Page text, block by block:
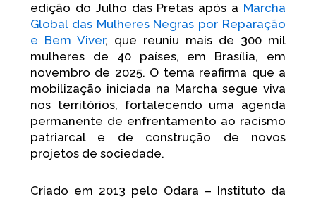
edição do Julho das Pretas após a Marcha
Global das Mulheres Negras por Reparação
e Bem Viver, que reuniu mais de 300 mil
mulheres de 40 países, em Brasília, em
novembro de 2025. O tema reafirma que a
mobilização iniciada na Marcha segue viva
nos territórios, fortalecendo uma agenda
permanente de enfrentamento ao racismo
patriarcal e de construção de novos
projetos de sociedade.
Criado em 2013 pelo Odara – Instituto da